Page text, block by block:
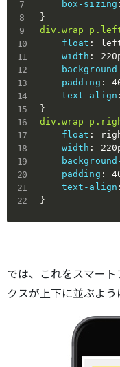
box-sizing :
}
div.wrap
float :
width :
padding :
text-align :
}
div.wrap
float :
width :
padding :
text-align :
}
では、これをスマー
クスが上下に並ぶよう